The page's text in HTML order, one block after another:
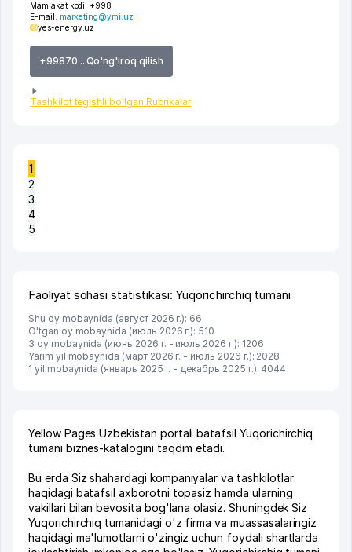
Mamlakat kodi: +998
E-mail: marketing@ymi.uz
yes-energy.uz
+99870 ...Qo'ng'iroq qilish
Tashkilot tegishli bo'lgan Rubrikalar
1
2
3
4
5
Faoliyat sohasi statistikasi: Yuqorichirchiq tumani
Shu oy mobaynida (август 2026 г.): 66
O'tgan oy mobaynida (июль 2026 г.): 510
3 oy mobaynida (июнь 2026 г. - июль 2026 г.): 1206
Yarim yil mobaynida (март 2026 г. - июль 2026 г.): 2028
1 yil mobaynida (январь 2025 г. - декабрь 2025 г.): 4044
Yellow Pages Uzbekistan portali batafsil Yuqorichirchiq
tumani biznes-katalogini taqdim etadi.
Bu erda Siz shahardagi kompaniyalar va tashkilotlar
haqidagi batafsil axborotni topasiz hamda ularning
vakillari bilan bevosita bog'lana olasiz. Shuningdek Siz
Yuqorichirchiq tumanidagi o'z firma va muassasalaringiz
haqidagi ma'lumotlarni o'zingiz uchun foydali shartlarda